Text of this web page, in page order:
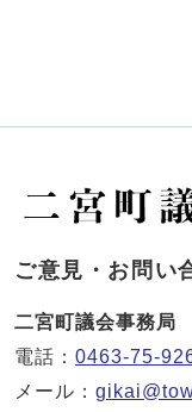
ご意見・お問い
二宮町議会事務局
電話： 0463-75-
メール：